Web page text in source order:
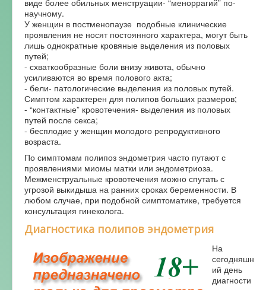
виде более обильных менструации- “меноррагий” по-
научному.
У женщин в постменопаузе подобные клинические
проявления не носят постоянного характера, могут быть
лишь однократные кровяные выделения из половых
путей;
- схваткообразные боли внизу живота, обычно
усиливаются во время полового акта;
- бели- патологические выделения из половых путей.
Симптом характерен для полипов больших размеров;
- “контактные” кровотечения- выделения из половых
путей после секса;
- бесплодие у женщин молодого репродуктивного
возраста.
По симптомам полипоз эндометрия часто путают с
проявлениями миомы матки или эндометриоза.
Межменструальные кровотечения можно спутать с
угрозой выкидыша на ранних сроках беременности. В
любом случае, при подобной симптоматике, требуется
консультация гинеколога.
Диагностика полипов эндометрия
На
сегодняшн
ий день
диагности